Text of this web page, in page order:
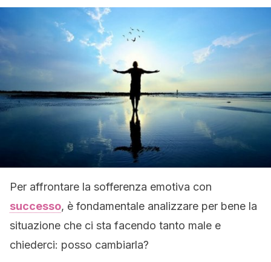
Per affrontare la sofferenza emotiva con
successo, è fondamentale analizzare per bene la
situazione che ci sta facendo tanto male e
chiederci: posso cambiarla?